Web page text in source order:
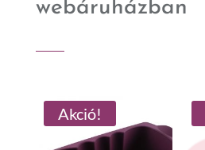
webáruházban
Akció!